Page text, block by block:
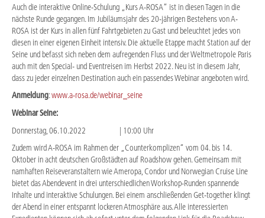
Auch die interaktive Online-Schulung „Kurs A-ROSA“ ist in diesen Tagen in die
nächste Runde gegangen. Im Jubiläumsjahr des 20-jährigen Bestehens von A-
ROSA ist der Kurs in allen fünf Fahrtgebieten zu Gast und beleuchtet jedes von
diesen in einer eigenen Einheit intensiv. Die aktuelle Etappe macht Station auf der
Seine und befasst sich neben dem aufregenden Fluss und der Weltmetropole Paris
auch mit den Special- und Eventreisen im Herbst 2022. Neu ist in diesem Jahr,
dass zu jeder einzelnen Destination auch ein passendes Webinar angeboten wird.
Anmeldung:www.a-rosa.de/webinar_seine
Webinar Seine:
Donnerstag, 06.10.2022 | 10:00 Uhr
Zudem wird A-ROSA im Rahmen der „Counterkomplizen“ vom 04. bis 14.
Oktober in acht deutschen Großstädten auf Roadshow gehen. Gemeinsam mit
namhaften Reiseveranstaltern wie Ameropa, Condor und Norwegian Cruise Line
bietet das Abendevent in drei unterschiedlichen Workshop-Runden spannende
Inhalte und interaktive Schulungen. Bei einem anschließenden Get-together klingt
der Abend in einer entspannt lockeren Atmosphäre aus. Alle interessierten